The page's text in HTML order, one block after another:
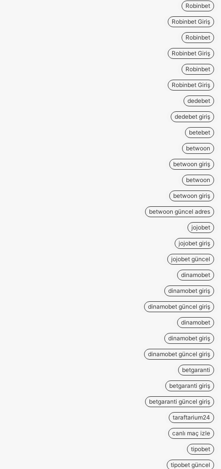
Robinbet
Robinbet Giriş
Robinbet
Robinbet Giriş
Robinbet
Robinbet Giriş
dedebet
dedebet giriş
betebet
betwoon
betwoon giriş
betwoon
betwoon giriş
betwoon güncel adres
jojobet
jojobet giriş
jojobet güncel
dinamobet
dinamobet giriş
dinamobet güncel giriş
dinamobet
dinamobet giriş
dinamobet güncel giriş
betgaranti
betgaranti giriş
betgaranti güncel giriş
taraftarium24
canlı maç izle
tipobet
tipobet güncel